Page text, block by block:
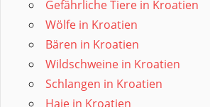
Gefährliche Tiere in Kroatien
Wölfe in Kroatien
Bären in Kroatien
Wildschweine in Kroatien
Schlangen in Kroatien
Haie in Kroatien